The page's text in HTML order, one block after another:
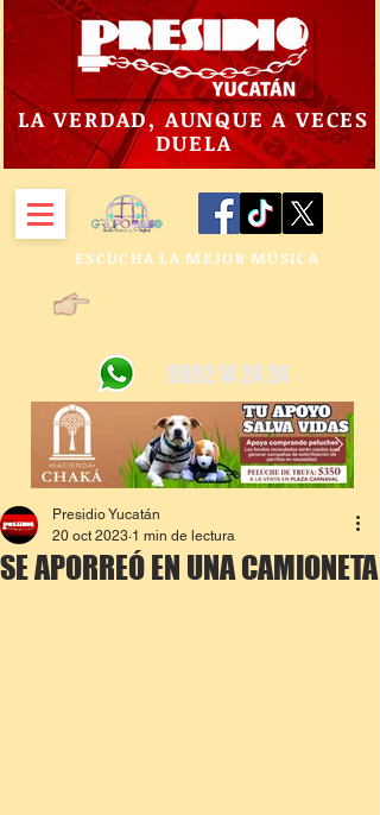
LA VERDAD, AUNQUE A VECES
DUELA
ESCUCHA LA MEJOR MÚSICA
9992 14 24 24
SE APORREÓ EN UNA CAMIONETA
Presidio Yucatán
20 oct 2023 1 min de lectura